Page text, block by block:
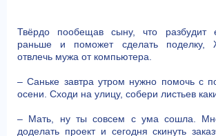
Твёрдо пообещав сыну, что разбудит
раньше и поможет сделать поделку,
отвлечь мужа от компьютера.
– Саньке завтра утром нужно помочь с
осени. Сходи на улицу, собери листьев
– Мать, ну ты совсем с ума сошла.
доделать проект и сегодня скинуть